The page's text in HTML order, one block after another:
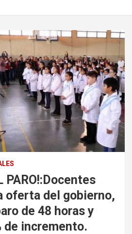
PARO!:Docentes
oferta del gobierno,
de 48 horas y
de incremento.